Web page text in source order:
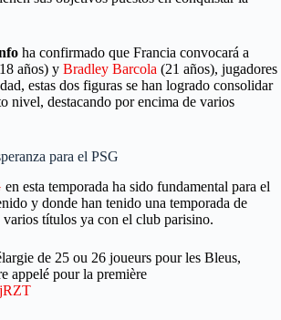
ha confirmado que Francia convocará a
años) y Bradley Barcola (21 años), jugadores
estas dos figuras se han logrado consolidar
nivel, destacando por encima de varios
para el PSG
en esta temporada ha sido fundamental para el
y donde han tenido una temporada de
varios títulos ya con el club parisino.
de 25 ou 26 joueurs pour les Bleus,
appelé pour la première